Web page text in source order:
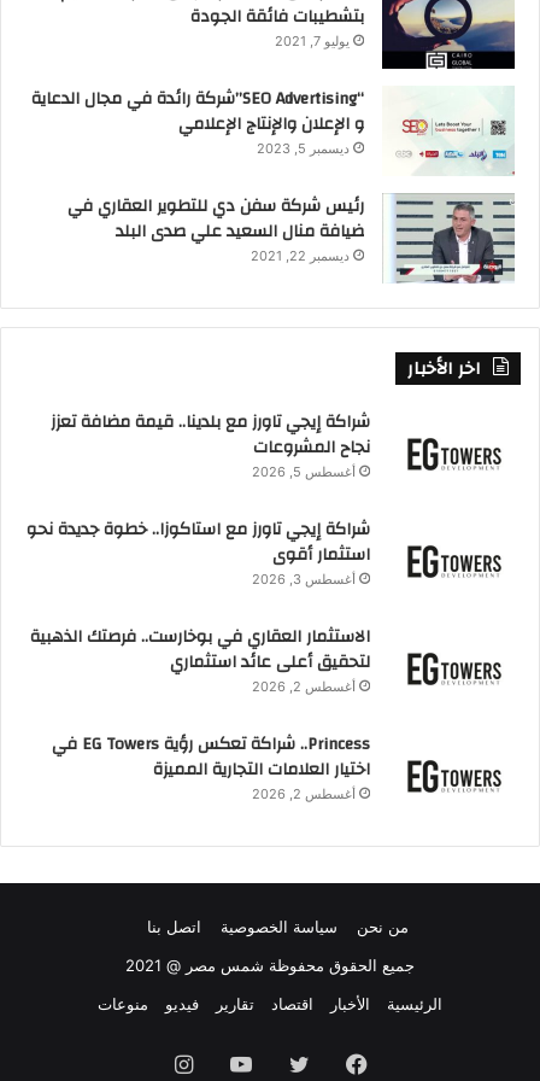
k
بتشطيبات فائقة الجودة
يوليو 7, 2021
“SEO Advertising”شركة رائدة في مجال الدعاية
و الإعلان والإنتاج الإعلامي
ديسمبر 5, 2023
رئيس شركة سفن دي للتطوير العقاري في
ضيافة منال السعيد علي صدى البلد
ديسمبر 22, 2021
اخر الأخبار
شراكة إيجي تاورز مع بلدينا.. قيمة مضافة تعزز
نجاح المشروعات
أغسطس 5, 2026
شراكة إيجي تاورز مع استاكوزا.. خطوة جديدة نحو
استثمار أقوى
أغسطس 3, 2026
الاستثمار العقاري في بوخارست.. فرصتك الذهبية
لتحقيق أعلى عائد استثماري
أغسطس 2, 2026
Princess.. شراكة تعكس رؤية EG Towers في
اختيار العلامات التجارية المميزة
أغسطس 2, 2026
من نحن سياسة الخصوصية
اتصل بنا
جميع الحقوق محفوظة شمس مصر @ 2021
الرئيسية
الأخبار اقتصاد تقارير فيديو منوعات
فيسبوك تويتر يوتيوب